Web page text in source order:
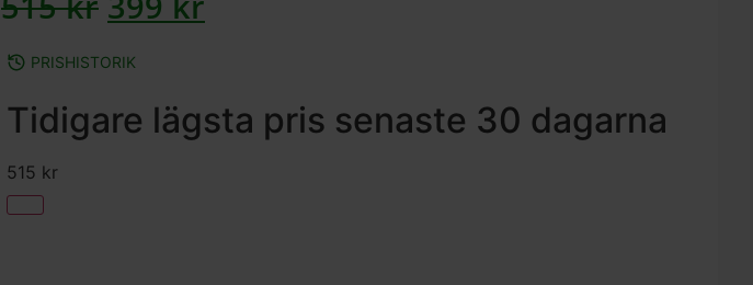
PRISHISTORIK
Tidigare lägsta pris senaste 30 dagarna
515 kr